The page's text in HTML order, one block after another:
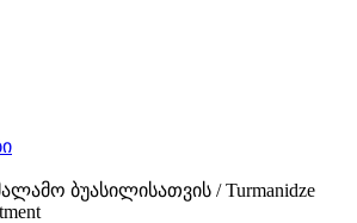
ბუასილისათვის / Turmanidze